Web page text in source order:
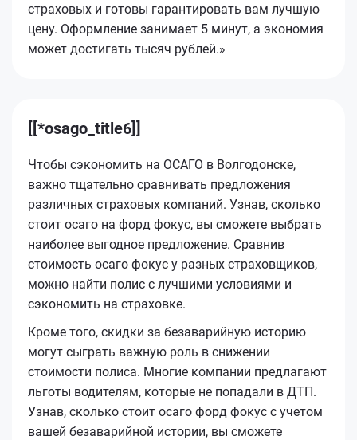
страховых и готовы гарантировать вам лучшую
цену. Оформление занимает 5 минут, а экономия
может достигать тысяч рублей.»
[[*osago_title6]]
Чтобы сэкономить на ОСАГО в Волгодонске,
важно тщательно сравнивать предложения
различных страховых компаний. Узнав, сколько
стоит осаго на форд фокус, вы сможете выбрать
наиболее выгодное предложение. Сравнив
стоимость осаго фокус у разных страховщиков,
можно найти полис с лучшими условиями и
сэкономить на страховке.
Кроме того, скидки за безаварийную историю
могут сыграть важную роль в снижении
стоимости полиса. Многие компании предлагают
льготы водителям, которые не попадали в ДТП.
Узнав, сколько стоит осаго форд фокус с учетом
вашей безаварийной истории, вы сможете